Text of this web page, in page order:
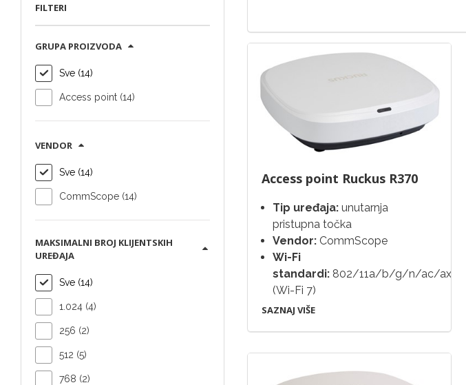
FILTERI
GRUPA PROIZVODA
Sve (14)
Access point (14)
VENDOR
Sve (14)
CommScope (14)
MAKSIMALNI BROJ KLIJENTSKIH
UREĐAJA
Sve (14)
1.024 (4)
256 (2)
512 (5)
768 (2)
Access point Ruckus R370
Tip uređaja: unutarnja
pristupna točka
Vendor: CommScope
Wi-Fi
standardi: 802/11a/b/g/n/ac/ax/be
(Wi-Fi 7)
SAZNAJ VIŠE